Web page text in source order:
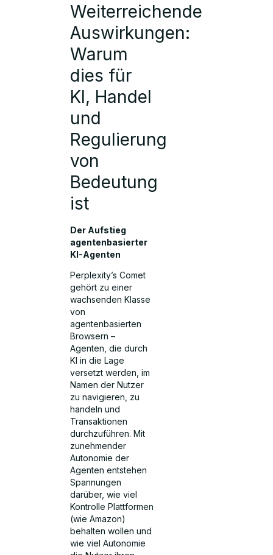
Weiterreichende
Auswirkungen:
Warum
dies für
KI, Handel
und
Regulierung
von
Bedeutung
ist
Der Aufstieg
agentenbasierter
KI-Agenten
Perplexity’s Comet
gehört zu einer
wachsenden Klasse
von
agentenbasierten
Browsern –
Agenten, die durch
KI in die Lage
versetzt werden, im
Namen der Nutzer
zu navigieren, zu
handeln und
Transaktionen
durchzuführen. Mit
zunehmender
Autonomie der
Agenten entstehen
Spannungen
darüber, wie viel
Kontrolle Plattformen
(wie Amazon)
behalten wollen und
wie viel Autonomie